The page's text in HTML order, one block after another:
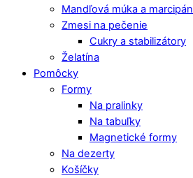
Mandľová múka a marcipán
Zmesi na pečenie
Cukry a stabilizátory
Želatína
Pomôcky
Formy
Na pralinky
Na tabuľky
Magnetické formy
Na dezerty
Košíčky